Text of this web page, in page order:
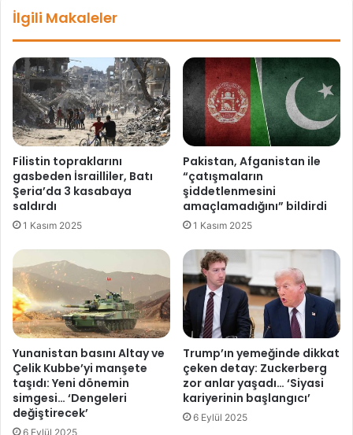
u
u
l
a
u
i
ş
l
a
z
”
i
y
e
n
A
K
P
'
l
i
b
a
ş
İlgili Makaleler
Filistin topraklarını
gasbeden İsrailliler, Batı
Şeria’da 3 kasabaya
saldırdı
1 Kasım 2025
Pakistan, Afganistan ile
“çatışmaların
şiddetlenmesini
amaçlamadığını” bildirdi
1 Kasım 2025
Yunanistan basını Altay ve
Çelik Kubbe’yi manşete
taşıdı: Yeni dönemin
simgesi… ‘Dengeleri
değiştirecek’
6 Eylül 2025
Trump’ın yemeğinde dikkat
çeken detay: Zuckerberg
zor anlar yaşadı… ‘Siyasi
kariyerinin başlangıcı’
6 Eylül 2025